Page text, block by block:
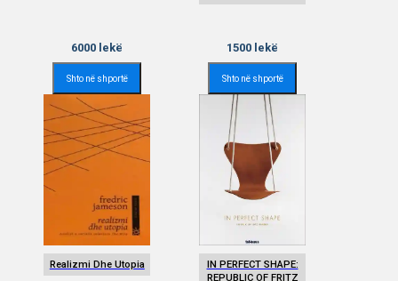
6000 lekë
Shto në shportë
1500 lekë
Shto në shportë
Realizmi Dhe Utopia
IN PERFECT SHAPE:
REPUBLIC OF FRITZ